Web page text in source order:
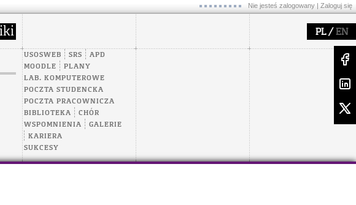
Nie jesteś zalogowany | Zaloguj się
PL/ EN
USOSWEB SRS
APD
MOODLE
PLANY
LAB. KOMPUTEROWE
POCZTA STUDENCKA
POCZTA PRACOWNICZA
BIBLIOTEKA
CHÓR
WSPOMNIENIA
GALERIE
KARIERA
SUKCESY